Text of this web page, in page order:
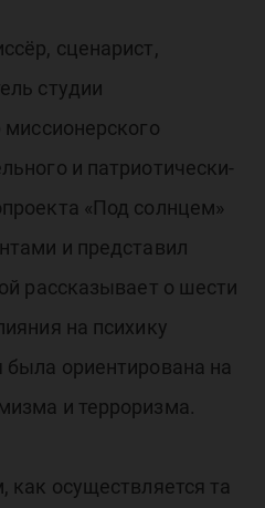
сценарист,
студии
и патриотически-
«Под солнцем»
и представил
рассказывает о шести
на психику
ориентирована на
и терроризма.
осуществляется та